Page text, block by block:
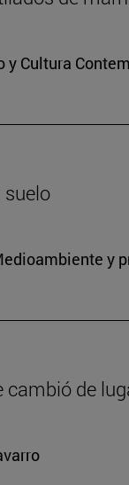
Cultura
suelo
y
cambió de